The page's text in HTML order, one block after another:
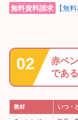
無料資料請求 【無
赤ペ
であ
教材 いつ・